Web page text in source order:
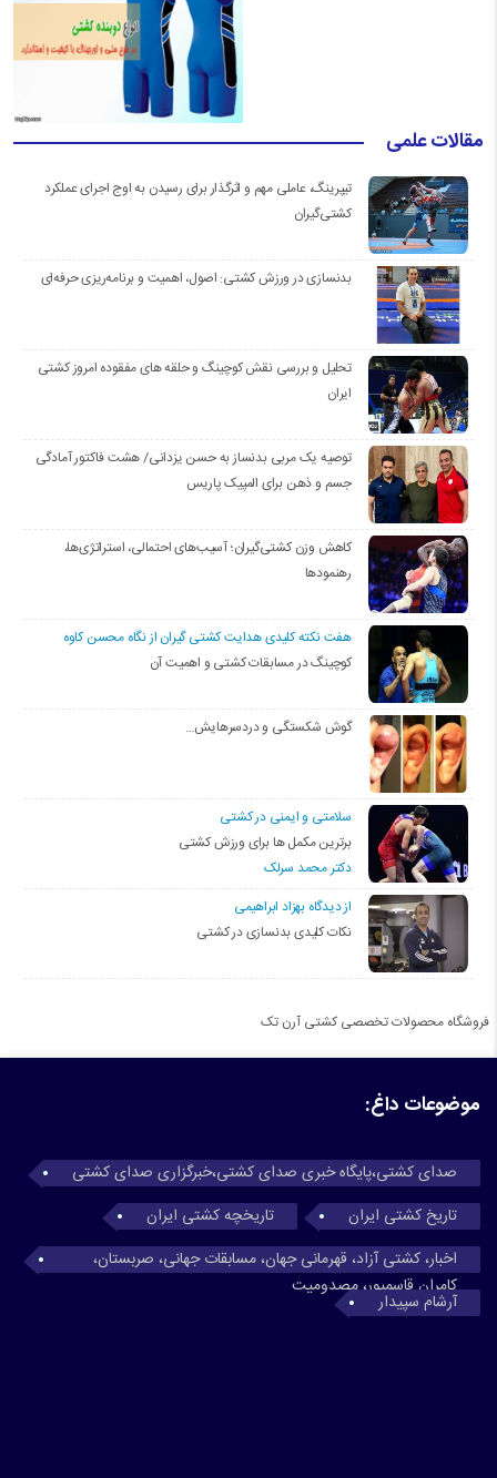
مقالات علمی
تیپرینگ، عاملی مهم و اثرگذار برای رسیدن به اوج اجرای عملکرد
کشتی‌گیران
بدنسازی در ورزش کشتی: اصول، اهمیت و برنامه‌ریزی حرفه‌ای
تحلیل و بررسی نقش کوچینگ و حلقه های مفقوده امروز کشتی
ایران
توصیه یک مربی بدنساز به حسن یزدانی/ هشت فاکتور آمادگی
جسم و ذهن برای المپیک پاریس
کاهش وزن کشتی‌گیران؛ آسیب‌های احتمالی، استراتژی‌ها،
رهنمودها
هفت نکته کلیدی هدایت کشتی گیران از نگاه محسن کاوه
کوچینگ در مسابقات کشتی و اهمیت آن
گوش شکستگی و دردسرهایش…
سلامتی و ایمنی در کشتی
برترین مکمل ها برای ورزش کشتی
دکتر محمد سرلک
از دیدگاه بهزاد ابراهیمی
نکات کلیدی بدنسازی در کشتی
فروشگاه محصولات تخصصی کشتی آرن تک
موضوعات داغ:
صدای کشتی،پایگاه خبری صدای کشتی،خبرگزاری صدای کشتی
تاریخ کشتی ایران
تاریخچه کشتی ایران
اخبار، کشتی آزاد، قهرمانی جهان، مسابقات جهانی، صربستان،
کامران قاسمپور، مصدومیت
آرشام سپیدار